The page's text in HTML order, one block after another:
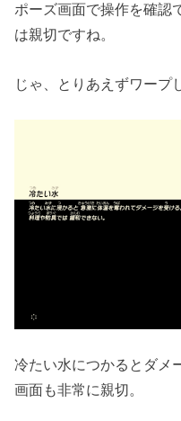
ポーズ画面で操作を確認
は親切ですね。
じゃ、とりあえずワープ
冷たい水につかるとダメ
画面も非常に親切。